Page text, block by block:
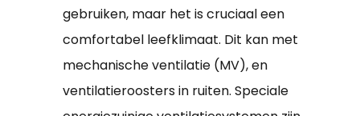
gebruiken, maar het is cruciaal een
comfortabel leefklimaat. Dit kan met
mechanische ventilatie (MV), en
ventilatieroosters in ruiten. Speciale